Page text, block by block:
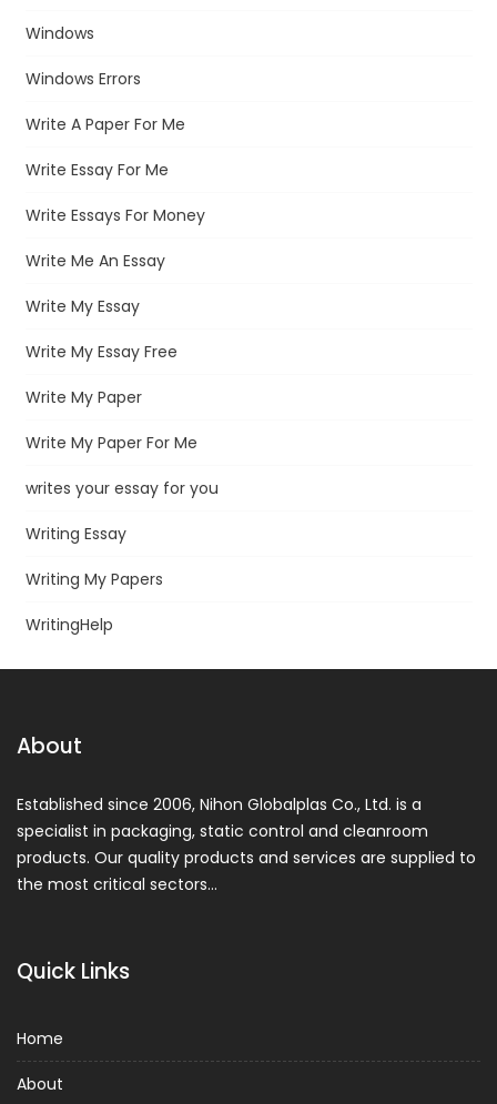
Windows
Windows Errors
Write A Paper For Me
Write Essay For Me
Write Essays For Money
Write Me An Essay
Write My Essay
Write My Essay Free
Write My Paper
Write My Paper For Me
writes your essay for you
Writing Essay
Writing My Papers
WritingHelp
About
Established since 2006, Nihon Globalplas Co., Ltd. is a
specialist in packaging, static control and cleanroom
products. Our quality products and services are supplied to
the most critical sectors…
Quick Links
Home
About